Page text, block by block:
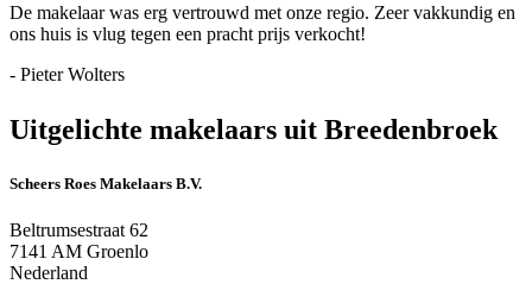
De makelaar was erg vertrouwd met onze regio. Zeer vakkundig en
ons huis is vlug tegen een pracht prijs verkocht!
- Pieter Wolters
Uitgelichte makelaars uit Breedenbroek
Scheers Roes Makelaars B.V.
Beltrumsestraat 62
7141 AM Groenlo
Nederland